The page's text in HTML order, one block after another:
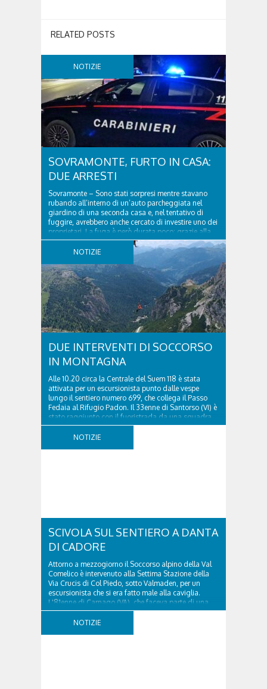
RELATED POSTS
NOTIZIE
SOVRAMONTE, FURTO IN CASA:
DUE ARRESTI
Sovramonte – Sono stati sorpresi mentre stavano
rubando all’interno di un’auto parcheggiata nel
giardino di una seconda casa e, nel tentativo di
fuggire, avrebbero anche cercato di investire uno dei
proprietari. La fuga è però durata poco: grazie alla
tempestiva chiamata al 112 e all’intervento...
NOTIZIE
DUE INTERVENTI DI SOCCORSO
IN MONTAGNA
Alle 10.20 circa la Centrale del Suem 118 è stata
attivata per un escursionista punto dalle vespe
lungo il sentiero numero 699, che collega il Passo
Fedaia al Rifugio Padon. Il 33enne di Santorso (VI) è
stato raggiunto con il fuoristrada da una squadra
del Soccorso alpino della Val Pettorina...
NOTIZIE
SCIVOLA SUL SENTIERO A DANTA
DI CADORE
Attorno a mezzogiorno il Soccorso alpino della Val
Comelico è intervenuto alla Settima Stazione della
Via Crucis di Col Piedo, sotto Valmaden, per un
escursionista che si era fatto male alla caviglia.
L'81enne di Carnago (VA), che faceva parte di una
comitiva e aveva riportato un trauma...
NOTIZIE